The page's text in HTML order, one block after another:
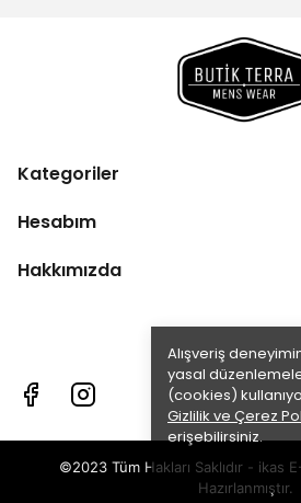
Alışveriş
yasal
(cookies)
Gizlilik ve Çerez
erişebilirsiniz.
Kategoriler
Hesabım
Hakkımızda
©2023 Tüm Hakları Saklıdır - ikas
Hazırlanmıştır.